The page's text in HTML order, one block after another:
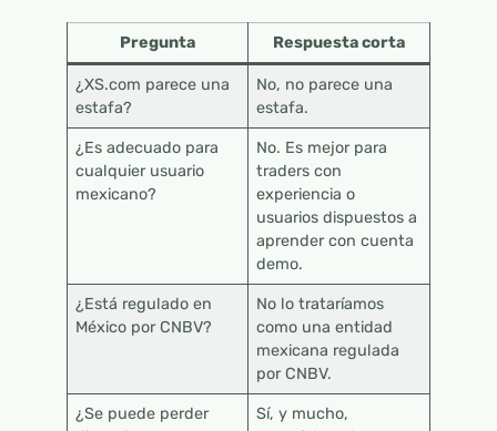
Pregunta Respuesta corta
¿XS.com parece una
estafa?
No, no parece una
estafa.
¿Es adecuado para
cualquier usuario
mexicano?
No. Es mejor para
traders con
experiencia o
usuarios dispuestos a
aprender con cuenta
demo.
¿Está regulado en
México por CNBV?
No lo trataríamos
como una entidad
mexicana regulada
por CNBV.
¿Se puede perder
Sí, y mucho,